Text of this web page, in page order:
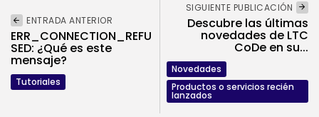
ENTRADA ANTERIOR
ERR_CONNECTION_REFU
SED: ¿Qué es este
mensaje?
Tutoriales
SIGUIENTE PUBLICACIÓN
Descubre las últimas
novedades de LTC
CoDe en su...
Novedades
Productos o servicios recién
lanzados